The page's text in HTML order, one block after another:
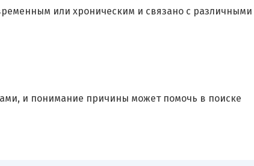
или хроническим и связано с различными
и понимание причины может помочь в поиске